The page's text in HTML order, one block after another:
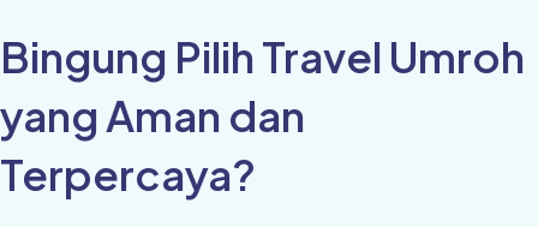
content
Bingung Pilih Travel Umroh
yang Aman dan
Terpercaya?